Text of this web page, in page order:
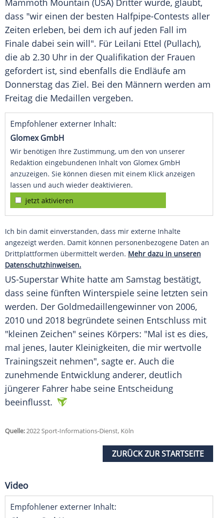
Mammoth Mountain (USA) Dritter wurde, glaubt,
dass "wir einen der besten Halfpipe-Contests aller
Zeiten erleben, bei dem ich auf jeden Fall im
Finale dabei sein will". Für Leilani Ettel (Pullach),
die ab 2.30 Uhr in der Qualifikation der Frauen
gefordert ist, sind ebenfalls die Endläufe am
Donnerstag das Ziel. Bei den Männern werden am
Freitag die Medaillen vergeben.
Empfohlener externer Inhalt:
Glomex GmbH
Wir benötigen Ihre Zustimmung, um den von unserer
Redaktion eingebundenen Inhalt von Glomex GmbH
anzuzeigen. Sie können diesen mit einem Klick anzeigen
lassen und auch wieder deaktivieren.
jetzt aktivieren
Ich bin damit einverstanden, dass mir externe Inhalte
angezeigt werden. Damit können personenbezogene Daten an
Drittplattformen übermittelt werden. Mehr dazu in unseren
Datenschutzhinweisen.
US-Superstar White hatte am Samstag bestätigt,
dass seine fünften Winterspiele seine letzten sein
werden. Der Goldmedaillengewinner von 2006,
2010 und 2018 begründete seinen Entschluss mit
"kleinen Zeichen" seines Körpers: "Mal ist es dies,
mal jenes, lauter Kleinigkeiten, die mir wertvolle
Trainingszeit nehmen", sagte er. Auch die
zunehmende Entwicklung anderer, deutlich
jüngerer Fahrer habe seine Entscheidung
beeinflusst.
Quelle:2022 Sport-Informations-Dienst, Köln
ZURÜCK ZUR STARTSEITE
Video
Empfohlener externer Inhalt: